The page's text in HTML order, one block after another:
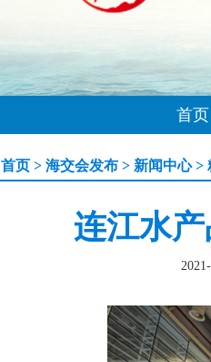
首页
首页 > 海交会发布 > 新闻中心>
连江水产